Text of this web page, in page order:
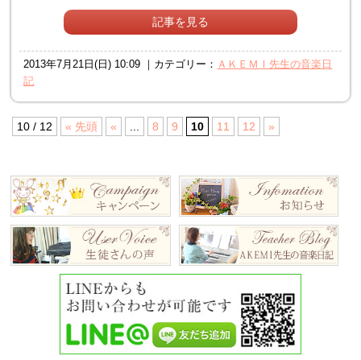
記事を見る
2013年7月21日(日) 10:09 ｜カテゴリー： ＡＫＥＭＩ先生の音楽日
記
10 / 12 « 先頭 « 8 9 10 11 12 »